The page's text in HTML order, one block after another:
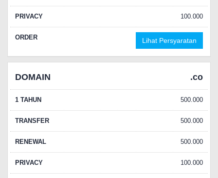
PRIVACY 100.000
ORDER Lihat Persyaratan
DOMAIN .co
1 TAHUN 500.000
TRANSFER 500.000
RENEWAL 500.000
PRIVACY 100.000